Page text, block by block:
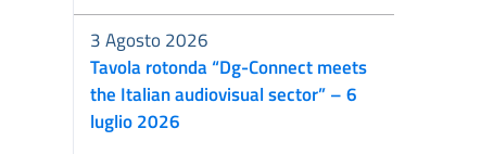
Tavola rotonda “Dg-Connect meets
the Italian audiovisual sector” – 6
luglio 2026
3 Agosto 2026